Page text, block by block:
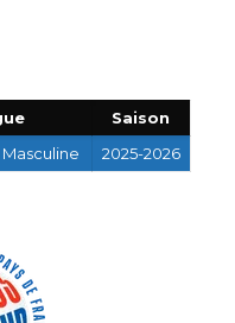
Saison
2025-2026